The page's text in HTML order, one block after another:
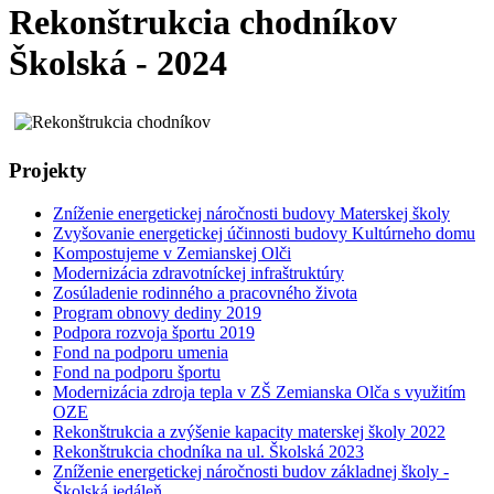
Rekonštrukcia chodníkov
Školská - 2024
Projekty
Zníženie energetickej náročnosti budovy Materskej školy
Zvyšovanie energetickej účinnosti budovy Kultúrneho domu
Kompostujeme v Zemianskej Olči
Modernizácia zdravotníckej infraštruktúry
Zosúladenie rodinného a pracovného života
Program obnovy dediny 2019
Podpora rozvoja športu 2019
Fond na podporu umenia
Fond na podporu športu
Modernizácia zdroja tepla v ZŠ Zemianska Olča s využitím
OZE
Rekonštrukcia a zvýšenie kapacity materskej školy 2022
Rekonštrukcia chodníka na ul. Školská 2023
Zníženie energetickej náročnosti budov základnej školy -